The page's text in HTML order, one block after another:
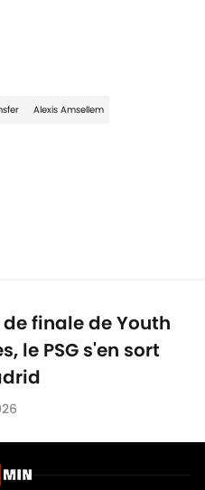
Alexis Amsellem
de finale de Youth
le PSG s'en sort